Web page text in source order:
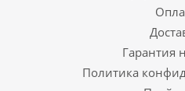
Гарантия
Политика